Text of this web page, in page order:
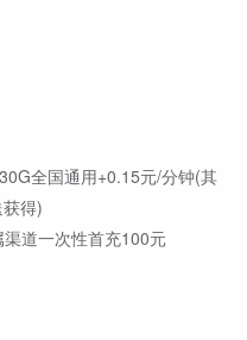
全国通用+0.15元/分钟(其
得)
道一次性首充100元